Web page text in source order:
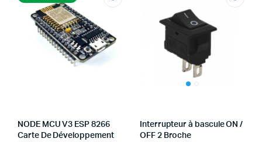
NODE MCU V3 ESP 8266
Carte De Développement
Interrupteur à bascule ON /
OFF 2 Broche